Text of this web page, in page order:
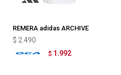
REMERA adidas ARCHIVE
AFRICA 94
$ 2.490
$ 1.992